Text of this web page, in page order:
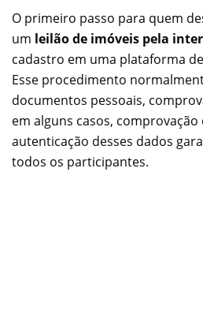
O primeiro passo para quem
um leilão de imóveis pela
cadastro em uma plataforma
Esse procedimento
documentos pessoais,
em alguns casos, comprovação
autenticação desses dados
todos os participantes.